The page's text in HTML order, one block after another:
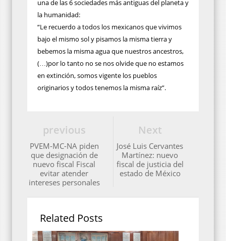
una de las 6 sociedades más antiguas del planeta y
la humanidad:
“Le recuerdo a todos los mexicanos que vivimos
bajo el mismo sol y pisamos la misma tierra y
bebemos la misma agua que nuestros ancestros,
(…)por lo tanto no se nos olvide que no estamos
en extinción, somos vigente los pueblos
originarios y todos tenemos la misma raíz”.
Next
José Luis Cervantes
Martínez: nuevo
fiscal de justicia del
estado de México
previous
PVEM-MC-NA piden
que designación de
nuevo fiscal Fiscal
evitar atender
intereses personales
Related Posts